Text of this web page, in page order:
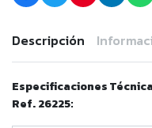
Descripción
Especificaciones
Ref. 26225: